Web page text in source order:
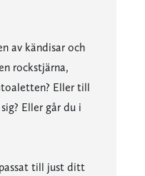
av kändisar och
rockstjärna,
Eller till
Eller går du i
till just ditt